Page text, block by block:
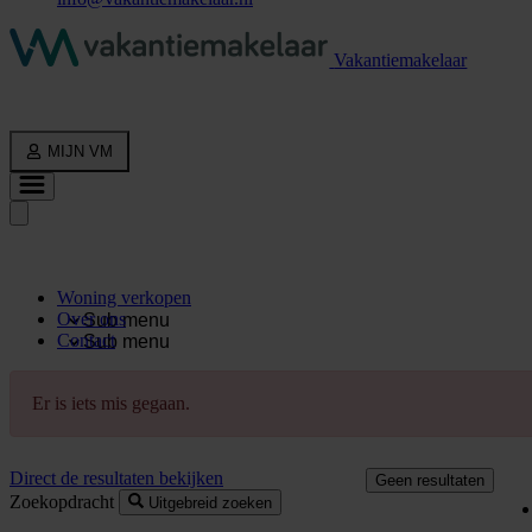
Vakantiemakelaar
MIJN VM
Woning verkopen
Sub menu
Over ons
Sub menu
Contact
Er is iets mis gegaan.
Direct de resultaten bekijken
Zoekopdracht
Uitgebreid zoeken
Geen resultaten